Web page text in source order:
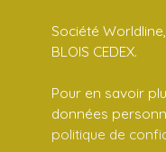
Société Worldline,
BLOIS CEDEX.
Pour en savoir
données
politique de